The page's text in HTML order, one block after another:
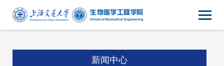
新闻中心